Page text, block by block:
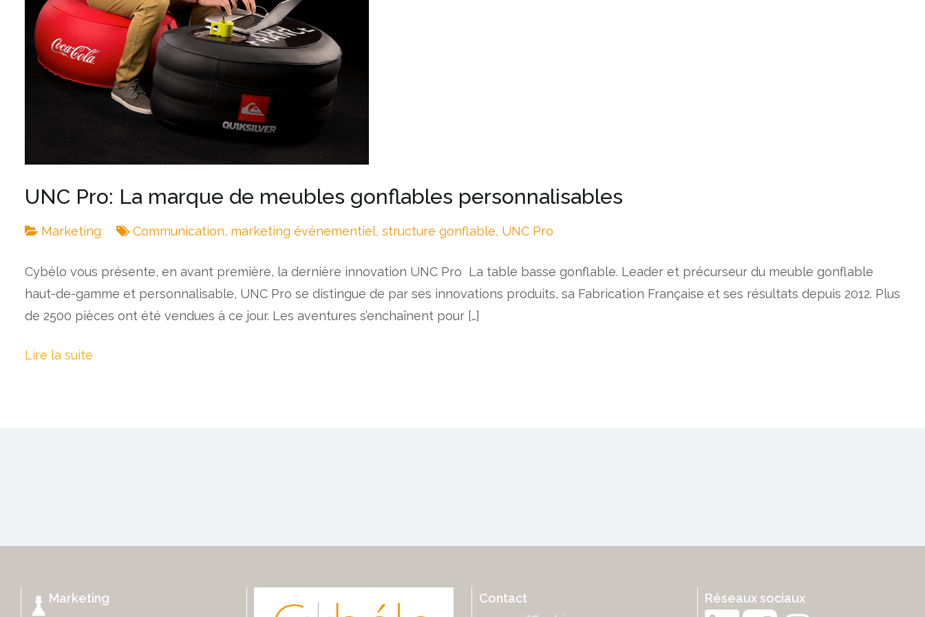
UNC Pro: La marque de meubles gonflables personnalisables
Marketing Communication, marketing événementiel, structure gonflable, UNC Pro
Cybélo vous présente, en avant première, la dernière innovation UNC Pro La table basse gonflable. Leader et précurseur du meuble gonflable
haut-de-gamme et personnalisable, UNC Pro se distingue de par ses innovations produits, sa Fabrication Française et ses résultats depuis 2012. Plus
de 2500 pièces ont été vendues à ce jour. Les aventures s’enchaînent pour […]
Lire la suite
Marketing
Contact
Réseaux sociaux